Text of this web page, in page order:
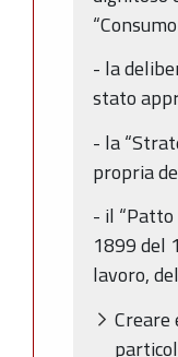
- la
stato
- la
propria
- il
1899 del
lavoro,